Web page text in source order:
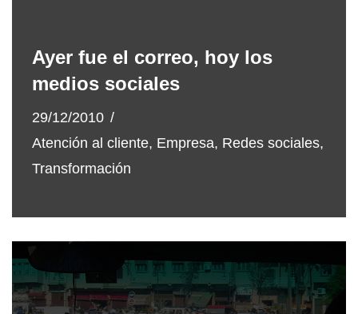
Ayer fue el correo, hoy los
medios sociales
29/12/2010
Atención al cliente, Empresa, Redes sociales,
Transformación